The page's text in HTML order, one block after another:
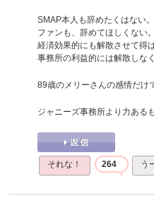
SMAP本人も辞めたくはない。
ファンも、辞めてほしくない。
経済効果的にも解散させて得は
事務所の利益的には解散しな
89歳のメリーさんの感情だけ
ジャニーズ事務所より力ある
それな！ 264 う